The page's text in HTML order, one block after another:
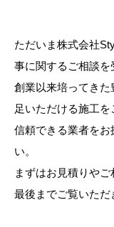
ただいま株式会社
事に関するご相談を
創業以来培ってき
足いただける施工を
信頼できる業者をお
い。
まずはお見積りやご
最後までご覧いただ